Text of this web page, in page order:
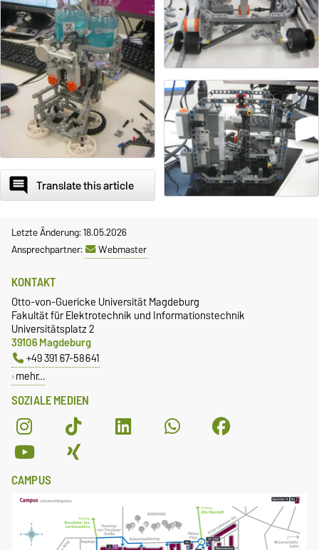
comment Translate this article
Letzte Änderung: 18.05.2026
Ansprechpartner:
Webmaster
SOZIALE MEDIEN
KONTAKT
Otto-von-Guericke Universität Magdeburg
Fakultät für Elektrotechnik und Informationstechnik
Universitätsplatz 2
39106 Magdeburg
+49 391 67-58641
mehr…
CAMPUS